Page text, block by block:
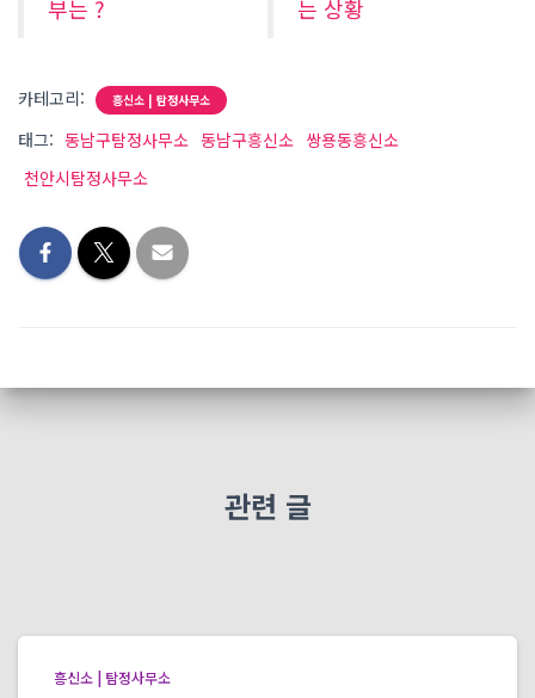
부는 ?
는 상황
카테고리: 흥신소 | 탐정사무소
태그: 동남구탐정사무소 동남구흥신소 쌍용동흥신소
천안시탐정사무소
관련 글
흥신소 | 탐정사무소